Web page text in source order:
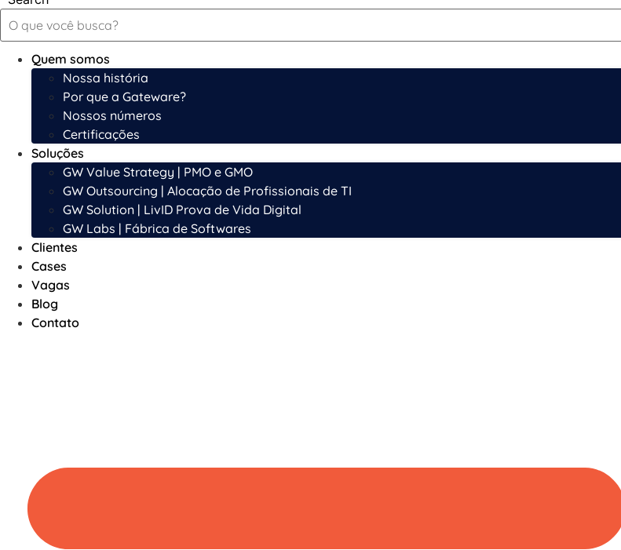
Quem somos
Nossa história
Por que a Gateware?
Nossos números
Certificações
Soluções
GW Value Strategy | PMO e GMO
GW Outsourcing | Alocação de Profissionais de TI
GW Solution | LivID Prova de Vida Digital
GW Labs | Fábrica de Softwares
Clientes
Cases
Vagas
Blog
Contato